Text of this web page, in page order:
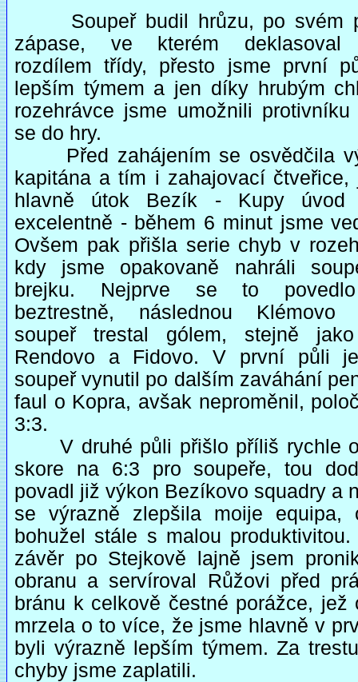
Soupeř budil hrůzu, po svém
zápase, ve kterém deklasoval
rozdílem třídy, přesto jsme první
lepším týmem a jen díky hrubým
rozehrávce jsme umožnili protivníku
se do hry.
Před zahájením se osvědčila
kapitána a tím i zahajovací čtveřice,
hlavně útok Bezík - Kupy úvod
excelentně - během 6 minut jsme
Ovšem pak přišla serie chyb v
kdy jsme opakovaně nahráli
brejku. Nejprve se to
beztrestně, následnou Klémovo
soupeř trestal gólem, stejně
Rendovo a Fidovo. V první půli
soupeř vynutil po dalším zaváhání
faul o Kopra, avšak neproměnil,
3:3.
V druhé půli přišlo příliš rychle
skore na 6:3 pro soupeře, tou
povadl již výkon Bezíkovo squadry a
se výrazně zlepšila moije equipa,
bohužel stále s malou
závěr po Stejkově lajně jsem
obranu a servíroval Růžovi před
bránu k celkově čestné porážce, jež
mrzela o to více, že jsme hlavně v
byli výrazně lepším týmem. Za
chyby jsme zaplatili.